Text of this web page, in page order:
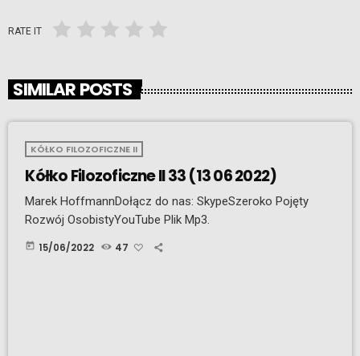
RATE IT
SIMILAR POSTS
KÓŁKO FILOZOFICZNE II
Kółko Filozoficzne II 33 (13 06 2022)
Marek HoffmannDołącz do nas: SkypeSzeroko Pojęty
Rozwój OsobistyYouTube Plik Mp3.
today 15/06/2022 47